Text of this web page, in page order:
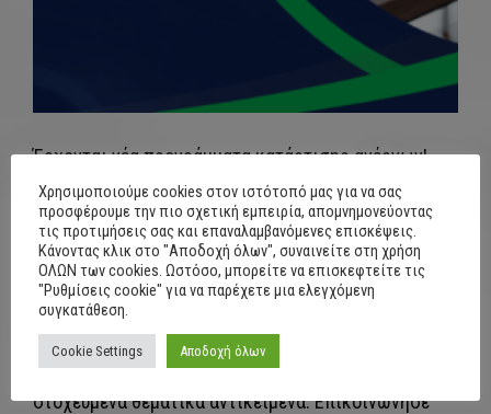
Έρχονται νέα προγράμματα κατάρτισης ανέργων!
Εκπαιδευτικό επίδομα: έως 2090€ Το προσεχές
διάστημα αναμένεται να δημοσιευθούν προσκλήσεις
κατάρτισης ανέργων, ηλικίας 18 και άνω,
ανεξαρτήτως εκπαιδευτικού επιπέδου. Οι δράσεις
θα περιλαμβάνουν ένα ολοκληρωμένο πλέγμα
υπηρεσιών υποστήριξης ανέργων για ένταξη στην
αγορά εργασίας μέσω κατάρτισης σε σύγχρονα και
στοχευμένα θεματικά αντικείμενα. Επικοινώνησε
Χρησιμοποιούμε cookies στον ιστότοπό μας για να σας
προσφέρουμε την πιο σχετική εμπειρία, απομνημονεύοντας
τις προτιμήσεις σας και επαναλαμβανόμενες επισκέψεις.
Κάνοντας κλικ στο "Αποδοχή όλων", συναινείτε στη χρήση
ΟΛΩΝ των cookies. Ωστόσο, μπορείτε να επισκεφτείτε τις
"Ρυθμίσεις cookie" για να παρέχετε μια ελεγχόμενη
συγκατάθεση.
Cookie Settings Αποδοχή όλων